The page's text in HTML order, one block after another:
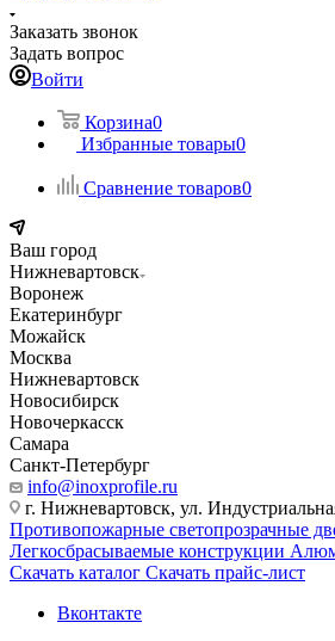
Заказать звонок
Задать вопрос
Войти
Корзина0
Избранные товары0
Сравнение товаров0
Ваш город
Нижневартовск
Воронеж
Екатеринбург
Можайск
Москва
Нижневартовск
Новосибирск
Новочеркасск
Самара
Санкт-Петербург
info@inoxprofile.ru
г. Нижневартовск, ул.
Противопожарные светопрозрачные
Легкосбрасываемые конструкции
Скачать каталог Скачать прайс-лист
Вконтакте